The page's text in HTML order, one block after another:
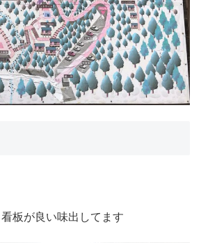
板が良い味出してます